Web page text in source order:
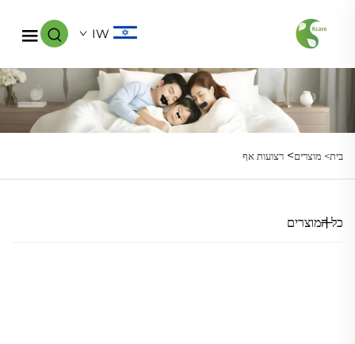
IW
בית> מוצרים> רצועות אף
כל המוצרים